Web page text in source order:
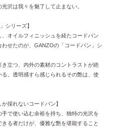
沢は我々を魅了して止まない。
シリーズ】
オイルフィニッシュを経たコードバン
せたのが、GANZOの「コードバン」シ
き立つ、内外の素材のコントラストが絶
。透明感すら感じられるその艶は、使
採れないコードバン】
で使い込む余裕を持ち、独特の光沢を
る者だけが、優雅な艶を堪能すること